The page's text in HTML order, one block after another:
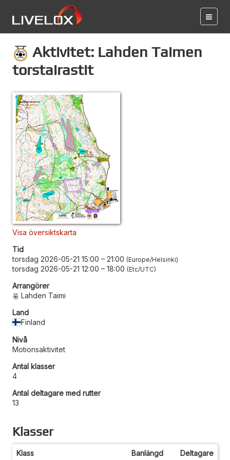
Aktivitet: Lahden Taimen
torstairastit
Visa översiktskarta
Tid
torsdag 2026-05-21 15:00 – 21:00 Europe/Helsinki
torsdag 2026-05-21 12:00 – 18:00 Etc/UTC
Arrangörer
Lahden Taimi
Land
Finland
Nivå
Motionsaktivitet
Antal klasser
4
Antal deltagare med rutter
13
Klasser
Klass Banlängd Deltagare